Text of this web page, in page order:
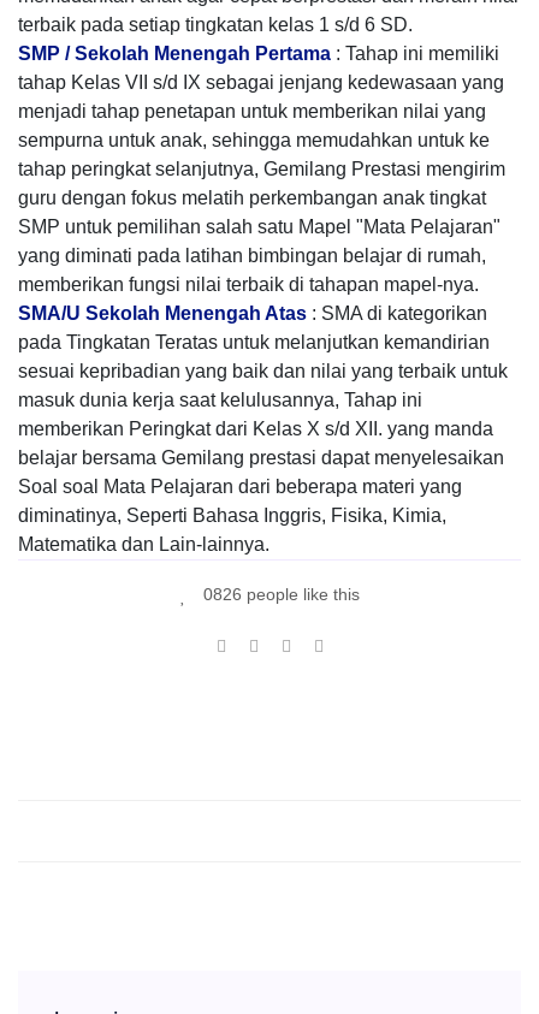
terbaik pada setiap tingkatan kelas 1 s/d 6 SD.
SMP / Sekolah Menengah Pertama : Tahap ini memiliki
tahap Kelas VII s/d IX sebagai jenjang kedewasaan yang
menjadi tahap penetapan untuk memberikan nilai yang
sempurna untuk anak, sehingga memudahkan untuk ke
tahap peringkat selanjutnya, Gemilang Prestasi mengirim
guru dengan fokus melatih perkembangan anak tingkat
SMP untuk pemilihan salah satu Mapel "Mata Pelajaran"
yang diminati pada latihan bimbingan belajar di rumah,
memberikan fungsi nilai terbaik di tahapan mapel-nya.
SMA/U Sekolah Menengah Atas : SMA di kategorikan
pada Tingkatan Teratas untuk melanjutkan kemandirian
sesuai kepribadian yang baik dan nilai yang terbaik untuk
masuk dunia kerja saat kelulusannya, Tahap ini
memberikan Peringkat dari Kelas X s/d XII. yang manda
belajar bersama Gemilang prestasi dapat menyelesaikan
Soal soal Mata Pelajaran dari beberapa materi yang
diminatinya, Seperti Bahasa Inggris, Fisika, Kimia,
Matematika dan Lain-lainnya.
0826 people like this